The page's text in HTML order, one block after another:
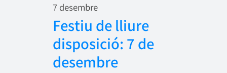
7 desembre
Festiu de lliure
disposició: 7 de
desembre